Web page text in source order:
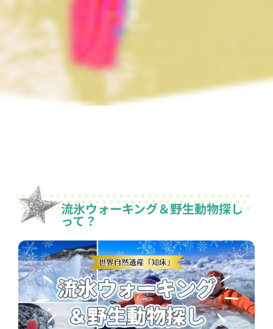
流氷ウォーキング＆野生動物探し
って？